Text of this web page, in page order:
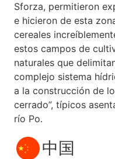
Sforza, permitieron
e hicieron de esta
cereales
estos campos de
naturales que
complejo sistema
a la construcción de
cerrado”, típicos
río Po.
中国